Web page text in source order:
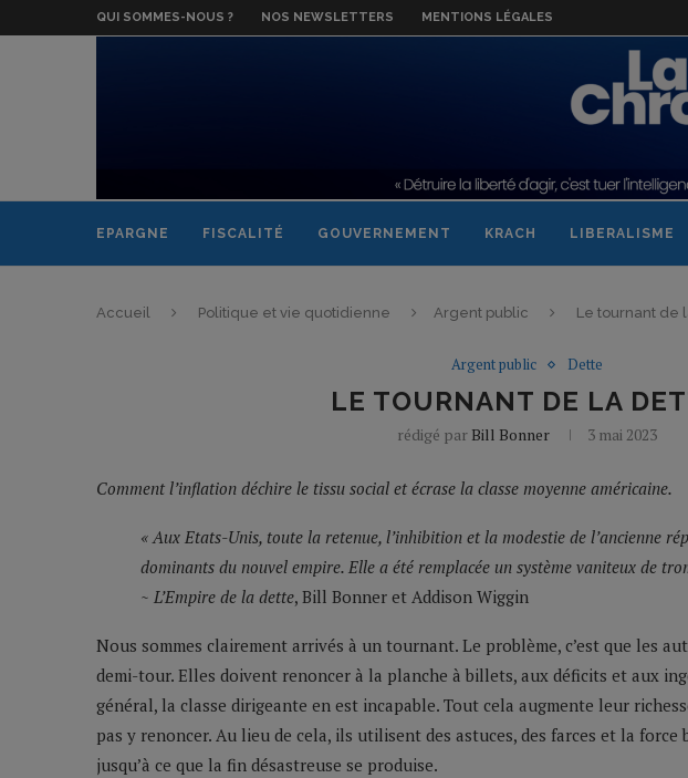
QUI SOMMES-NOUS ? NOS NEWSLETTERS MENTIONS LÉGALES
EPARGNE FISCALITÉ GOUVERNEMENT KRACH LIBERALISME
Accueil Politique et vie quotidienne Argent public Le tournant de
Argent public Dette
LE TOURNANT DE LA
rédigé par Bill Bonner 3 mai 2023
Comment l’inflation déchire le tissu social et écrase la classe moyenne américaine.
« Aux Etats-Unis, toute la retenue, l’inhibition et la modestie de l’ancienne
dominants du nouvel empire. Elle a été remplacée un système vaniteux de
~ L’Empire de la dette, Bill Bonner et Addison Wiggin
Nous sommes clairement arrivés à un tournant. Le problème, c’est que les
demi-tour. Elles doivent renoncer à la planche à billets, aux déficits et aux
général, la classe dirigeante en est incapable. Tout cela augmente leur
pas y renoncer. Au lieu de cela, ils utilisent des astuces, des farces et la
jusqu’à ce que la fin désastreuse se produise.